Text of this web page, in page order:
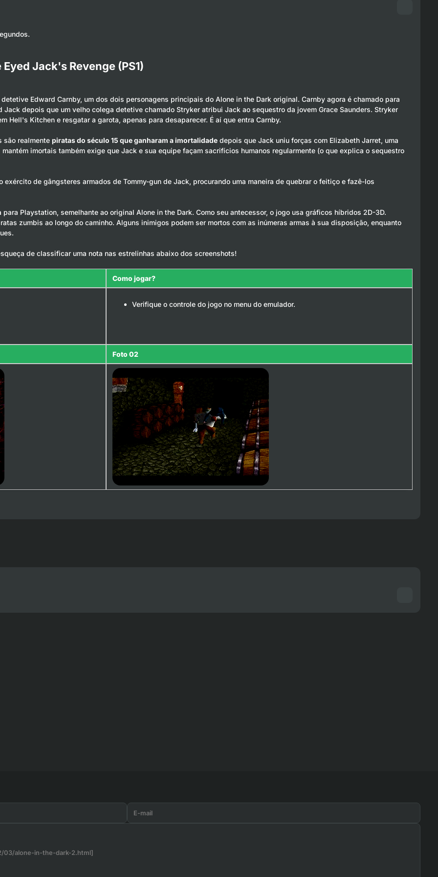
Jack's Revenge (PS1)
Edward Carnby, um dos dois personagens principais do Alone in the Dark original. Carnby agora é chamado para
Jack depois que um velho colega detetive chamado Stryker atribui Jack ao sequestro da jovem Grace Saunders. Stryker
Hell's Kitchen e resgatar a garota, apenas para desaparecer. É aí que entra Carnby.
são realmente piratas do século 15 que ganharam a imortalidade depois que Jack uniu forças com Elizabeth Jarret, uma
imortais também exige que Jack e sua equipe façam sacrifícios humanos regularmente (o que explica o sequestro
de gângsteres armados de Tommy-gun de Jack, procurando uma maneira de quebrar o feitiço e fazê-los
Playstation, semelhante ao original Alone in the Dark. Como seu antecessor, o jogo usa gráficos híbridos 2D-3D.
zumbis ao longo do caminho. Alguns inimigos podem ser mortos com as inúmeras armas à sua disposição, enquanto
de classificar uma nota nas estrelinhas abaixo dos screenshots!
Como jogar?
Verifique o controle do jogo no menu do emulador.
Foto 02